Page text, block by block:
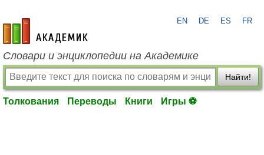
academic.ru
EN DE ES FR
Словари и энциклопедии на Академике
Найти!
Толкования Переводы Книги Игры ⚽